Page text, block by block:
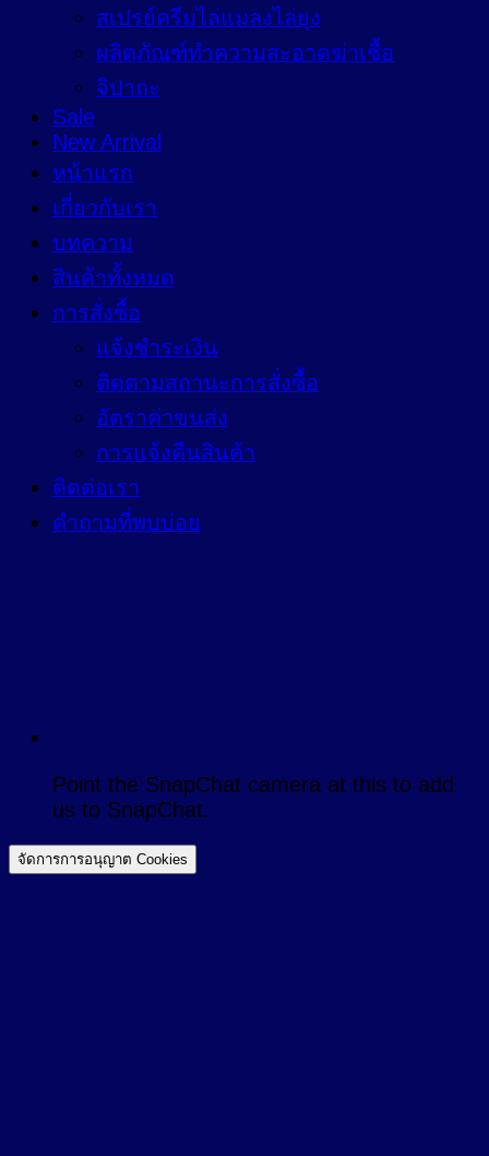
สเปรย์ครีมไล่แมลงไล่ยุง
ผลิตภัณฑ์ทำความสะอาดฆ่าเชื้อ
จิปาถะ
Sale
New Arrival
หน้าแรก
เกี่ยวกับเรา
บทความ
สินค้าทั้งหมด
การสั่งซื้อ
แจ้งชำระเงิน
ติดตามสถานะการสั่งซื้อ
อัตราค่าขนส่ง
การแจ้งคืนสินค้า
ติดต่อเรา
คำถามที่พบบ่อย
Point the SnapChat camera at this to add
us to SnapChat.
จัดการการอนุญาต Cookies